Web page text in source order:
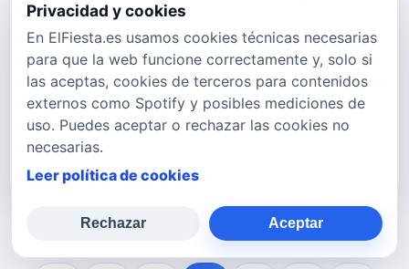
simbolismos y que por diversas
dificultades para su autor tardó en
plasmarse en formato de registro
sonoro. Es asombroso lo que nos
ofrece esta vez este polifacético mú…
Privacidad y cookies
En ElFiesta.es usamos cookies técnicas necesarias
para que la web funcione correctamente y, solo si
las aceptas, cookies de terceros para contenidos
externos como Spotify y posibles mediciones de
uso. Puedes aceptar o rechazar las cookies no
necesarias.
Leer política de cookies
Rechazar Aceptar